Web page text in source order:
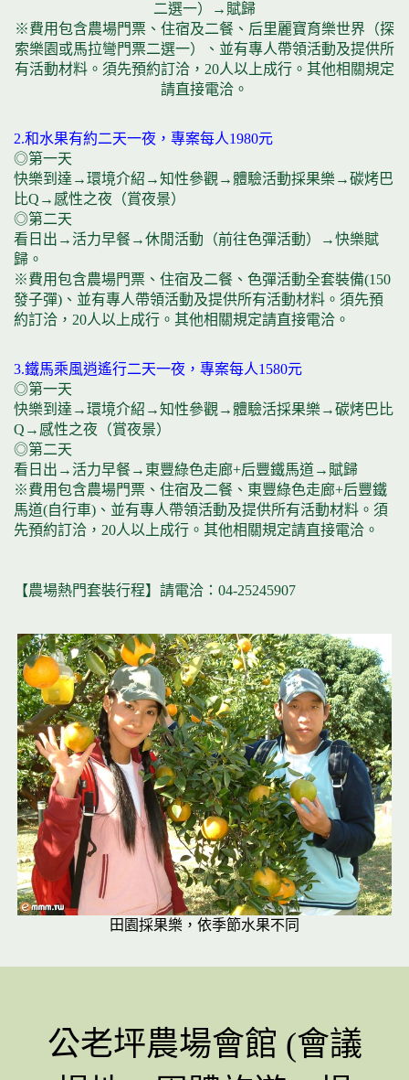
二選一）→賦歸
※費用包含農場門票、住宿及二餐、后里麗寶育樂世界（探
索樂園或馬拉彎門票二選一）、並有專人帶領活動及提供所
有活動材料。須先預約訂洽，20人以上成行。其他相關規定
請直接電洽。
2.和水果有約二天一夜，專案每人1980元
◎第一天
快樂到達→環境介紹→知性參觀→體驗活動採果樂→碳烤巴
比Q→感性之夜（賞夜景）
◎第二天
看日出→活力早餐→休閒活動（前往色彈活動）→快樂賦
歸。
※費用包含農場門票、住宿及二餐、色彈活動全套裝備(150
發子彈)、並有專人帶領活動及提供所有活動材料。須先預
約訂洽，20人以上成行。其他相關規定請直接電洽。
3.鐵馬乘風逍遙行二天一夜，專案每人1580元
◎第一天
快樂到達→環境介紹→知性參觀→體驗活採果樂→碳烤巴比
Q→感性之夜（賞夜景）
◎第二天
看日出→活力早餐→東豐綠色走廊+后豐鐵馬道→賦歸
※費用包含農場門票、住宿及二餐、東豐綠色走廊+后豐鐵
馬道(自行車)、並有專人帶領活動及提供所有活動材料。須
先預約訂洽，20人以上成行。其他相關規定請直接電洽。
【農場熱門套裝行程】請電洽：04-25245907
田園採果樂，依季節水果不同
公老坪農場會館 (會議